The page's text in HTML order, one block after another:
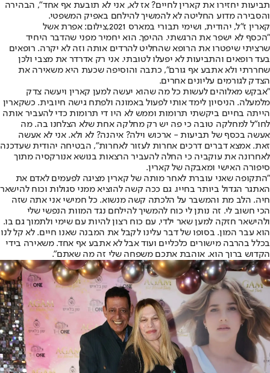
תביעות יחזירו את קארין לחיים? אז לא, אני לא תובעת אף אחד", הבהירה
והסבירה מדוע החליטה לא להמשיך להילחם באפיק המשפטי.
קארין ז"ל, יהודית, ושימי תבורי במארס 2021,צילום: אפרת אשל
"הכסף לא ישפר את הרגשתי. ההיפך. הוא יחמיר מפני שהדבר היחיד
שרציתי שיפטרו את הרופא שהחליט להרדים אותה וזה לא יקרה. רופאים
בעד רופאים והתביעות לא יפעלו לטובתי. אני רק אדרדר את מצבי ולכן
שחררתי ולא אתבע אף גורם", כתבה והוסיפה שכעת היא משאירה את
הצדק לגורמים עליונים אחרים.
"אבקש מאלוהים לעשות כל מה שהוא יעשה למען קארין ויעשה צדק
מלמעלה. הניסיון לימד אותי לפעול באמונה ולפתח גישה חיובית. כשקארין
הייתה בחיים ביקשתי תרומות וממש לא היו די תרומות כדי להעביר אותה
לחו"ל למחלקה טובה כי פה יש רק מחלקה אחת שלא הצלחנו בה. מה
אעשה בכסף של תביעות - ארכוש וילה? איהנה? לא ולא. אני לא אעשה
זאת. אמצא דברים דרכים אחרות לעזור לאחרות", הבטיחה יהודית שעדכנה
לאחרונה את עוקביה כי החלה להעביר הרצאות בנושא אנורקסיה מתוך
סיפורה האישי ומאבקה של קארין.
"התקופה שאני עוברת לאחר מותה של קארין מציגה לפעמים לאדם את
האתגר הגדול ביותר בחייו. גם ככה קשה להוציא ממני סגולות וכוח להישאר
חיה. הלב מת והמשבר על הלכתה קשה מנשוא. כל חמישי אני אתה שזה
הכי חשוב לי. זה נותן לי כוח להמשיך להילחם נגד המוות הנפשי שלי
ולהישאר חזקה למען שאר ילדי, עם כוח רצון להיות עם שימי ולתמוך גם בו.
הוא עבר המון. בסופו של דבר עלינו לקבל את המבנה שאנו חיים. לא קל לנו
בכלל בהרבה מישורים כלכליים ועוד אבל לא אתבע אף אחד. משאירה בידי
הקדוש ברוך הוא. אוהבת אתכם משפחה שלי זה מה שאתם".